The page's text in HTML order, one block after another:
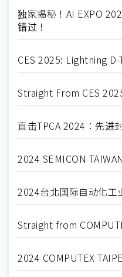
独家揭秘！AI EXPO
错过！
CES 2025: Lightning D-
Straight From CES
直击TPCA 2024：先进
2024 SEMICON
2024台北国际自动化工
Straight from
2024 COMPUTEX